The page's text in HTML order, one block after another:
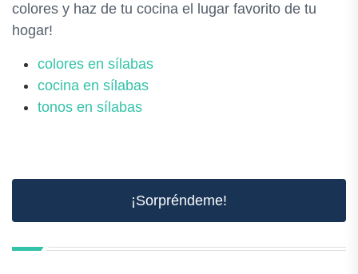
colores y haz de tu cocina el lugar favorito de tu
hogar!
colores en sílabas
cocina en sílabas
tonos en sílabas
¡Sorpréndeme!